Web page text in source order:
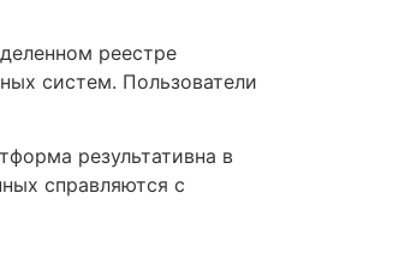
реестре
систем. Пользователи
результативна в
справляются с